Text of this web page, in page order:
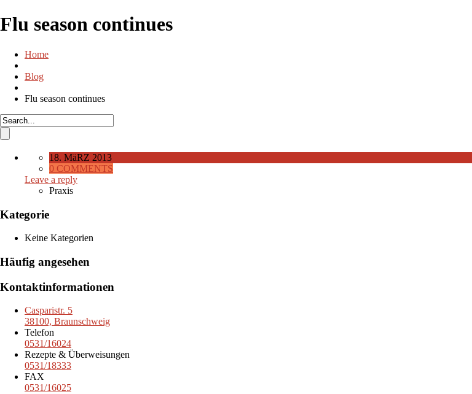
Flu season continues
Home
Blog
Flu season continues
18. MäRZ 2013
0 COMMENTS
Leave a reply
Praxis
Kategorie
Keine Kategorien
Häufig angesehen
Kontaktinformationen
Casparistr. 5
38100, Braunschweig
Telefon
0531/16024
Rezepte & Überweisungen
0531/18333
FAX
0531/16025